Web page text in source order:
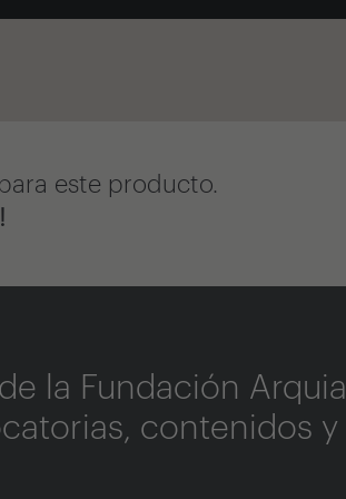
este producto.
la Fundación Arquia
contenidos y